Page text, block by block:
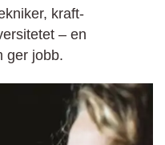
kraft-
– en
ger jobb.